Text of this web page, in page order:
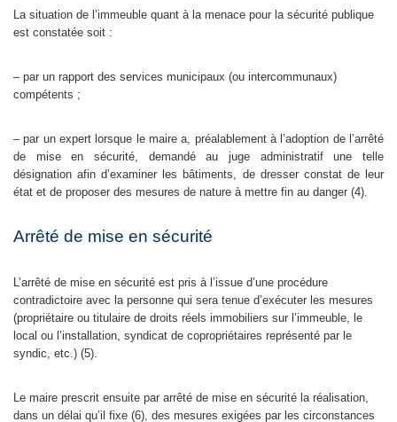
La situation de l’immeuble quant à la menace pour la sécurité publique
est constatée soit :
– par un rapport des services municipaux (ou intercommunaux)
compétents ;
– par un expert lorsque le maire a, préalablement à l’adoption de l’arrêté
de mise en sécurité, demandé au juge administratif une telle
désignation afin d’examiner les bâtiments, de dresser constat de leur
état et de proposer des mesures de nature à mettre fin au danger (4).
Arrêté de mise en sécurité
L’arrêté de mise en sécurité est pris à l’issue d’une procédure
contradictoire avec la personne qui sera tenue d’exécuter les mesures
(propriétaire ou titulaire de droits réels immobiliers sur l’immeuble, le
local ou l’installation, syndicat de copropriétaires représenté par le
syndic, etc.) (5).
Le maire prescrit ensuite par arrêté de mise en sécurité la réalisation,
dans un délai qu’il fixe (6), des mesures exigées par les circonstances